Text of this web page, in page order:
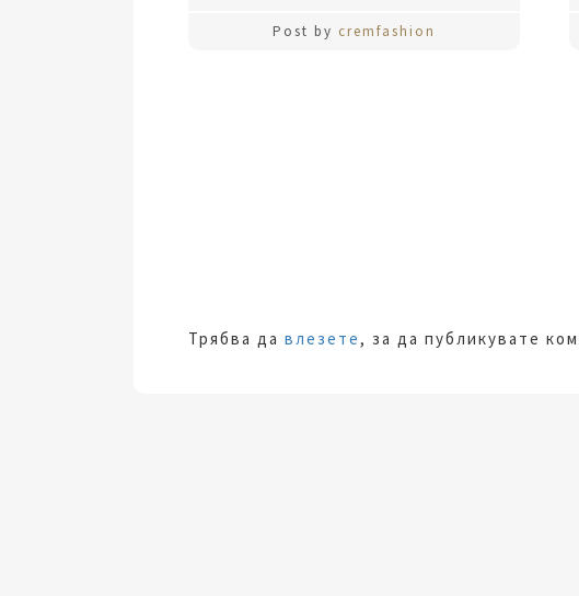
Post by cremfashion
Трябва да влезете , за да публикувате